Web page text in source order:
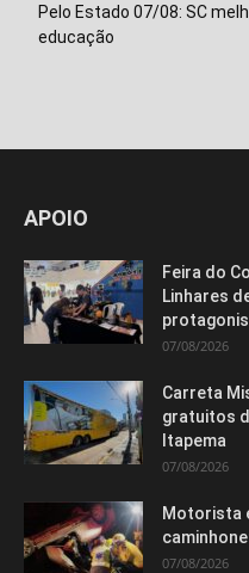
Pelo Estado 07/08: SC
educação
APOIO
Feira do
Linhares
07/08/2026
Carreta
gratuitos
Itapema
07/08/2026
Motorista
07/08/2026
Isso vai